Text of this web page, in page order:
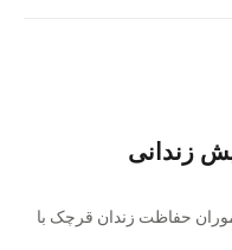
۱۳ روز پیش، مأموران حفاظت زندان قرچک با